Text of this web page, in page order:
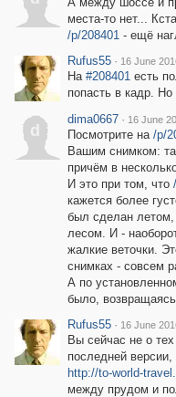
места-то нет...
/p/208401- ещё
Rufus55 · 16 June
На #208401есть
попасть в кадр.
d
dima0667 · 16 June
Посмотрите на /p/
Вашим снимком:
причём в
И это при том, что
кажется более
был сделан
лесом. И -
жалкие веточки.
снимках - совсем
А по
было,
Rufus55 · 16 June
Вы сейчас не о
последней версии,
http://to-world-
между прудом и